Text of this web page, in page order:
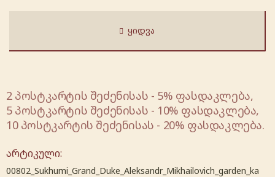
ᲧᲘᲓᲕᲐ
2 პოსტკარტის შეძენისას - 5% ფასდაკლება,
5 პოსტკარტის შეძენისას - 10% ფასდაკლება,
10 პოსტკარტის შეძენისას - 20% ფასდაკლება.
არტიკული:
00802_Sukhumi_Grand_Duke_Aleksandr_Mikhailovich_garden_ka